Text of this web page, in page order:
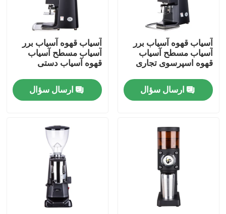
درباره ما
تور کارخانه
کنترل کیفیت
آسیاب دانه قهوه
آسیاب قهوه Burr
آسیاب قهوه آسیاب برر
آسیاب مسطح آسیاب
قهوه اسپرسوی تجاری
ارسال سؤال
آسیاب قهوه آسیاب برر
آسیاب مسطح آسیاب
قهوه آسیاب دستی
ارسال سؤال